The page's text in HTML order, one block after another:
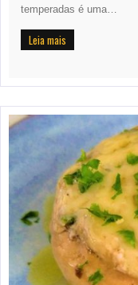
temperadas é uma…
Leia mais